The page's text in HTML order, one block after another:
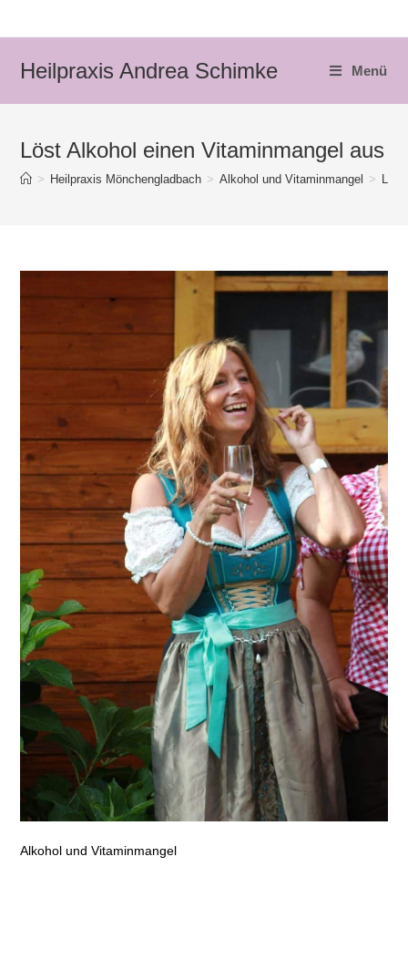
Heilpraxis Andrea Schimke Menü
Löst Alkohol einen Vitaminmangel aus
> Heilpraxis Mönchengladbach > Alkohol und Vitaminmangel >
Alkohol und Vitaminmangel